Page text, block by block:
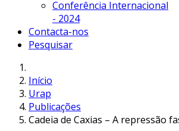
Conferência Internacional
- 2024
Contacta-nos
Pesquisar
Início
Urap
Publicações
Cadeia de Caxias – A repressão